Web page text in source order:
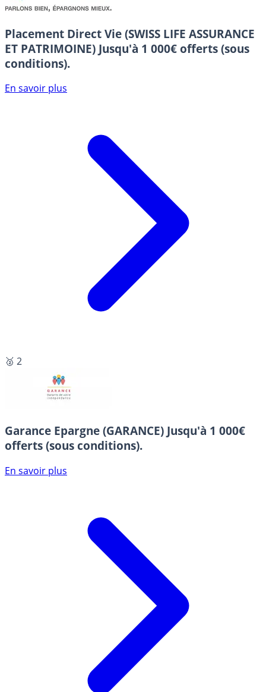
Placement Direct Vie (SWISS LIFE ASSURANCE
ET PATRIMOINE) Jusqu'à 1 000€ offerts (sous
conditions).
En savoir plus
🥈 2
Garance Epargne (GARANCE) Jusqu'à 1 000€
offerts (sous conditions).
En savoir plus